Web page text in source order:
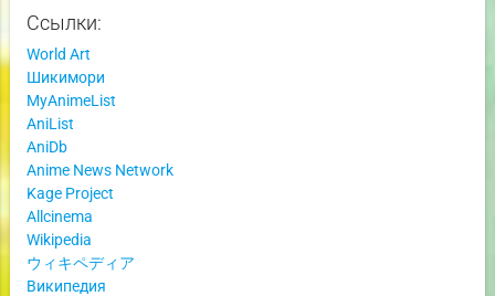
Ссылки:
World Art
Шикимори
MyAnimeList
AniList
AniDb
Anime News Network
Kage Project
Allcinema
Wikipedia
ウィキペディア
Википедия